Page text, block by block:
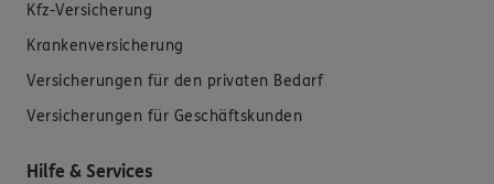
Kfz-Versicherung
Krankenversicherung
Versicherungen für den privaten Bedarf
Versicherungen für Geschäftskunden
Hilfe & Services